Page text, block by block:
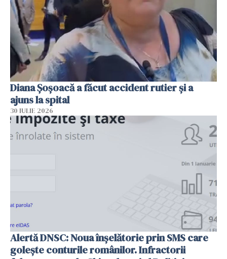
Diana Șoșoacă a făcut accident rutier și a
ajuns la spital
30 IULIE 2026
Alertă DNSC: Noua înșelătorie prin SMS care
golește conturile românilor. Infractorii